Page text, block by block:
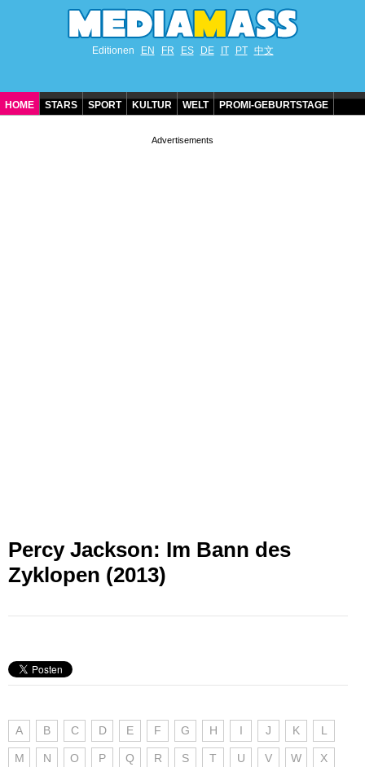
Editionen EN FR ES DE IT PT 中文
HOME STARS SPORT KULTUR WELT PROMI-GEBURTSTAGE
Percy Jackson: Im Bann des
Zyklopen (2013)
A B C D E F G H I J K L
M N O P Q R S T U V W X